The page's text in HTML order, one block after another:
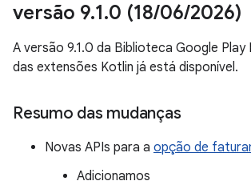
versão 9.1.0 (18/06/2026)
A versão 9.1.0 da Biblioteca Google
das extensões Kotlin já está disponível.
Resumo das mudanças
Novas APIs para a opção de
Adicionamos